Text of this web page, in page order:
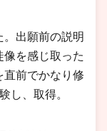
出願前の説明
を感じ取った
直前でかなり修
し、取得。